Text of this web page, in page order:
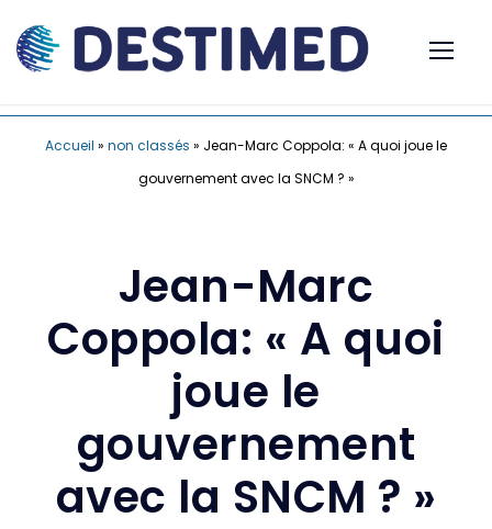
Accueil » non classés » Jean-Marc Coppola: « A quoi joue le
gouvernement avec la SNCM ? »
Jean-Marc
Coppola: « A quoi
joue le
gouvernement
avec la SNCM ? »